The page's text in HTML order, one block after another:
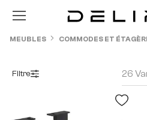
Passer au contenu principal
MEUBLES COMMODES ET
Filtre 26